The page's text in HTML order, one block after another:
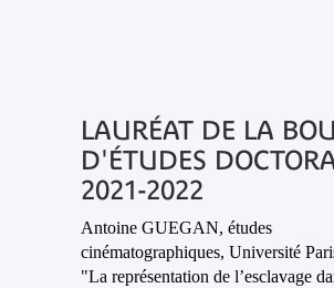
LAURÉAT DE LA
D'ÉTUDES
2021-2022
Antoine GUEGAN, études
cinématographiques, Université
"La représentation de l’esclavage